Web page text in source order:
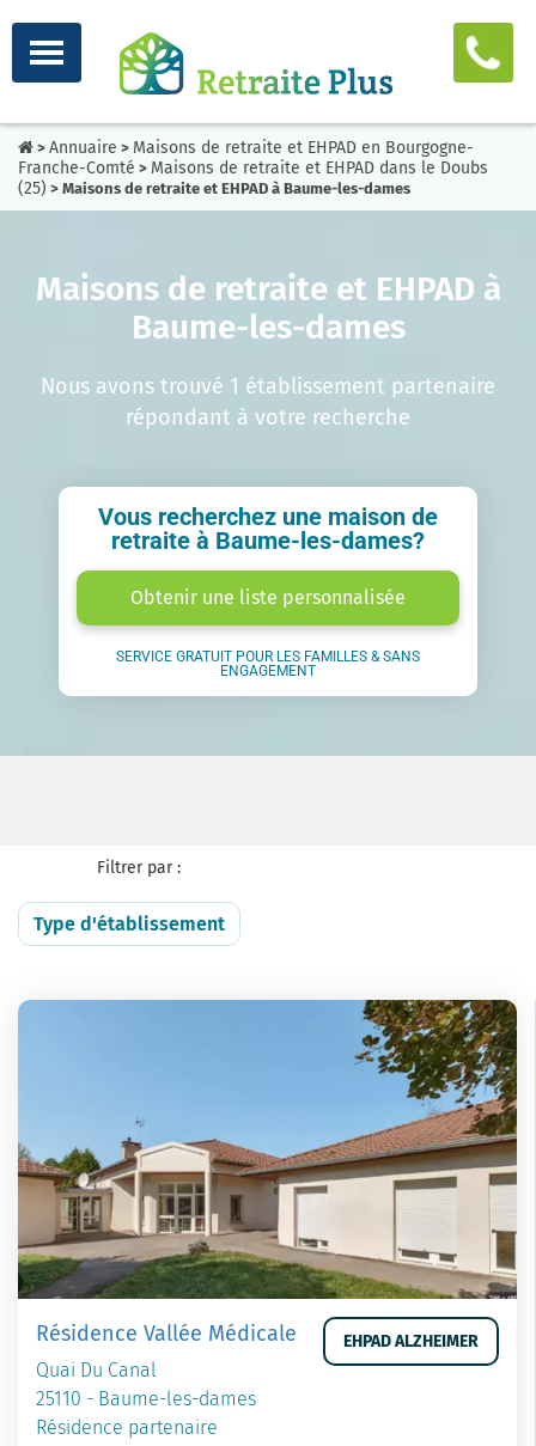
> Annuaire > Maisons de retraite et EHPAD en Bourgogne-
Franche-Comté > Maisons de retraite et EHPAD dans le Doubs
(25) > Maisons de retraite et EHPAD à Baume-les-dames
Maisons de retraite et EHPAD à
Baume-les-dames
Nous avons trouvé 1 établissement partenaire
répondant à votre recherche
Vous recherchez une maison de
retraite à Baume-les-dames?
Obtenir une liste personnalisée
SERVICE GRATUIT POUR LES FAMILLES & SANS
ENGAGEMENT
Filtrer par :
Type d'établissement
Résidence Vallée Médicale
Quai Du Canal
25110 - Baume-les-dames
Résidence partenaire
EHPAD ALZHEIMER